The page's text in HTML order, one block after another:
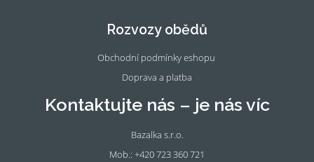
k
m
Rozvozy obědů
Obchodní podmínky eshopu
Doprava a platba
Kontaktujte nás – je nás víc
Bazalka s.r.o.
Mob.: +420 723 360 721